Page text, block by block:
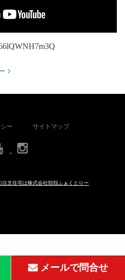
ー サイトマップ
注文住宅は株式会社殻殻ふぁくとりー
メールで問合せ